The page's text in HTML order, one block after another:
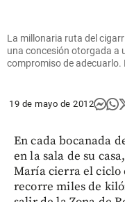
La millonaria ruta del
una concesión otorgada a
compromiso de adecuarlo.
19 de mayo de 2012
En cada bocanada
en la sala de su
María cierra el ciclo
recorre miles de